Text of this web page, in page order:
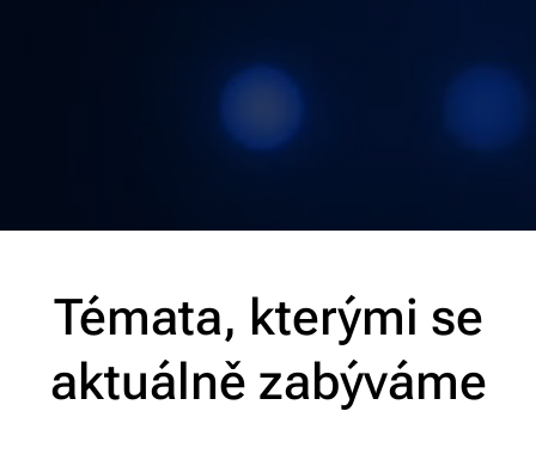
Témata, kterými se
aktuálně zabýváme